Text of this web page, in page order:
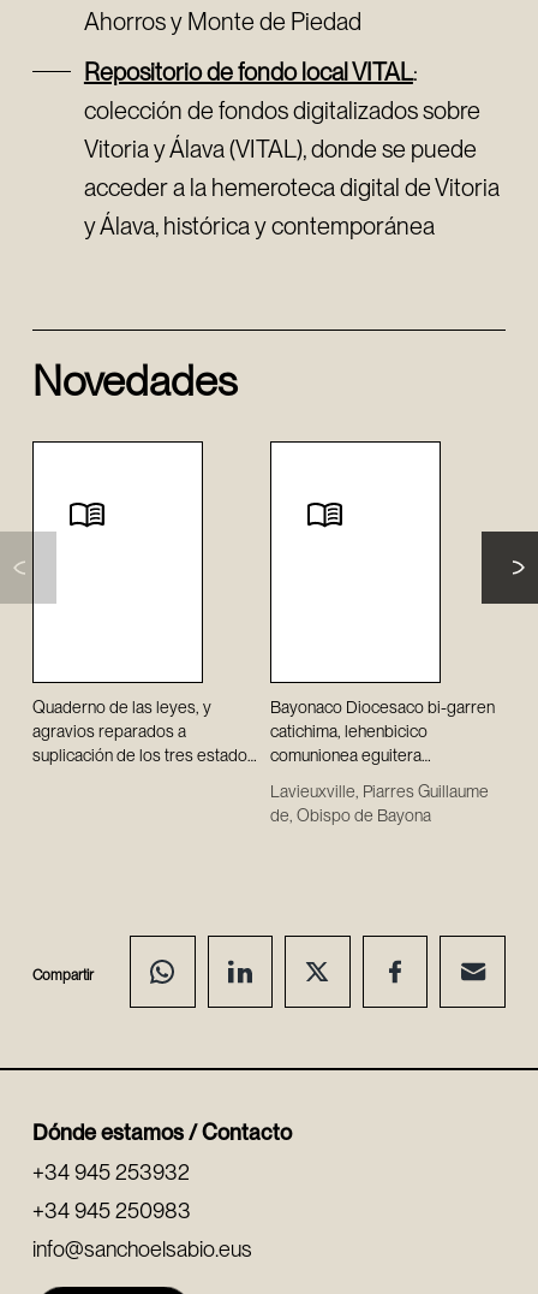
Ahorros y Monte de Piedad
Repositorio de fondo local VITAL:
colección de fondos digitalizados sobre
Vitoria y Álava (VITAL), donde se puede
acceder a la hemeroteca digital de Vitoria
y Álava, histórica y contemporánea
Novedades
Quaderno de las leyes, y
agravios reparados a
suplicación de los tres estados
Bayonaco Diocesaco bi-garren
catichima, lehenbicico
comunionea eguitera
Guillaume de Lavieuxville
Bayonaco Jaun Aphezpicuaren
Lavieuxville, Piarres Guillaume
de, Obispo de Bayona
Compartir
Dónde estamos / Contacto
+34 945 253932
+34 945 250983
info@sanchoelsabio.eus